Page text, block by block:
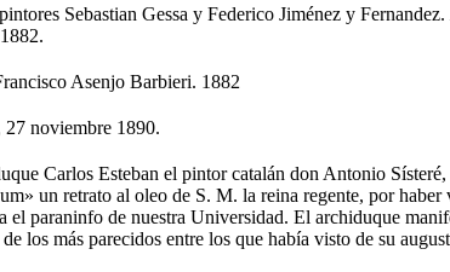
Sebastian Gessa y Federico Jiménez y Fernandez.
Asenjo Barbieri. 1882
27 noviembre 1890.
Carlos Esteban el pintor catalán don Antonio
un retrato al oleo de S. M. la reina regente, por
el paraninfo de nuestra Universidad. El archiduque
los más parecidos entre los que había visto de su